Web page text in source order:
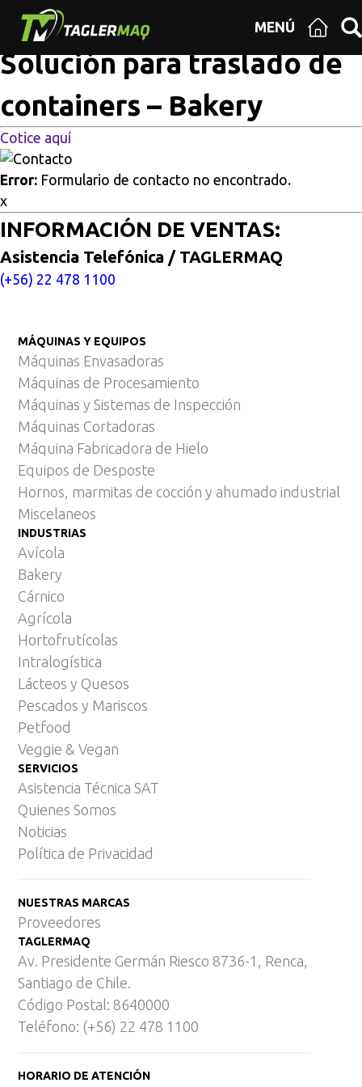
MENÚ
Multisitios
Bakery
Solución para traslado de
containers – Bakery
Cotice aquí
Error: Formulario de contacto no encontrado.
x
INFORMACIÓN DE VENTAS:
Asistencia Telefónica / TAGLERMAQ
(+56) 22 478 1100
MÁQUINAS Y EQUIPOS
Máquinas Envasadoras
Máquinas de Procesamiento
Máquinas y Sistemas de Inspección
Máquinas Cortadoras
Máquina Fabricadora de Hielo
Equipos de Desposte
Hornos, marmitas de cocción y ahumado industrial
Miscelaneos
INDUSTRIAS
Avícola
Bakery
Cárnico
Agrícola
Hortofrutícolas
Intralogística
Lácteos y Quesos
Pescados y Mariscos
Petfood
Veggie & Vegan
SERVICIOS
Asistencia Técnica SAT
Quienes Somos
Noticias
Política de Privacidad
NUESTRAS MARCAS
Proveedores
TAGLERMAQ
Av. Presidente Germán Riesco 8736-1, Renca,
Santiago de Chile.
Código Postal: 8640000
Teléfono: (+56) 22 478 1100
HORARIO DE ATENCIÓN